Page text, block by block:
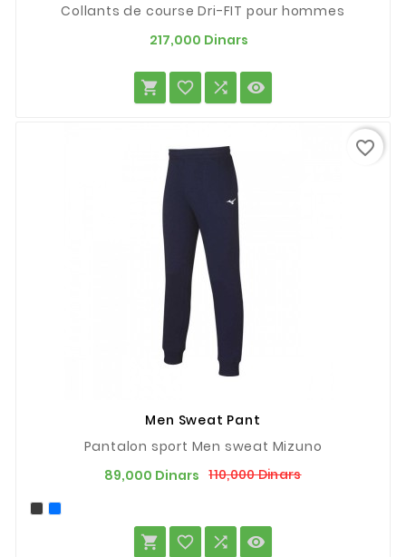
Collants de course Dri-FIT pour hommes
217,000 Dinars
   
Men Sweat Pant
Pantalon sport Men sweat Mizuno
89,000 Dinars 110,000 DinarsPrix
Prix
   
favorite_border